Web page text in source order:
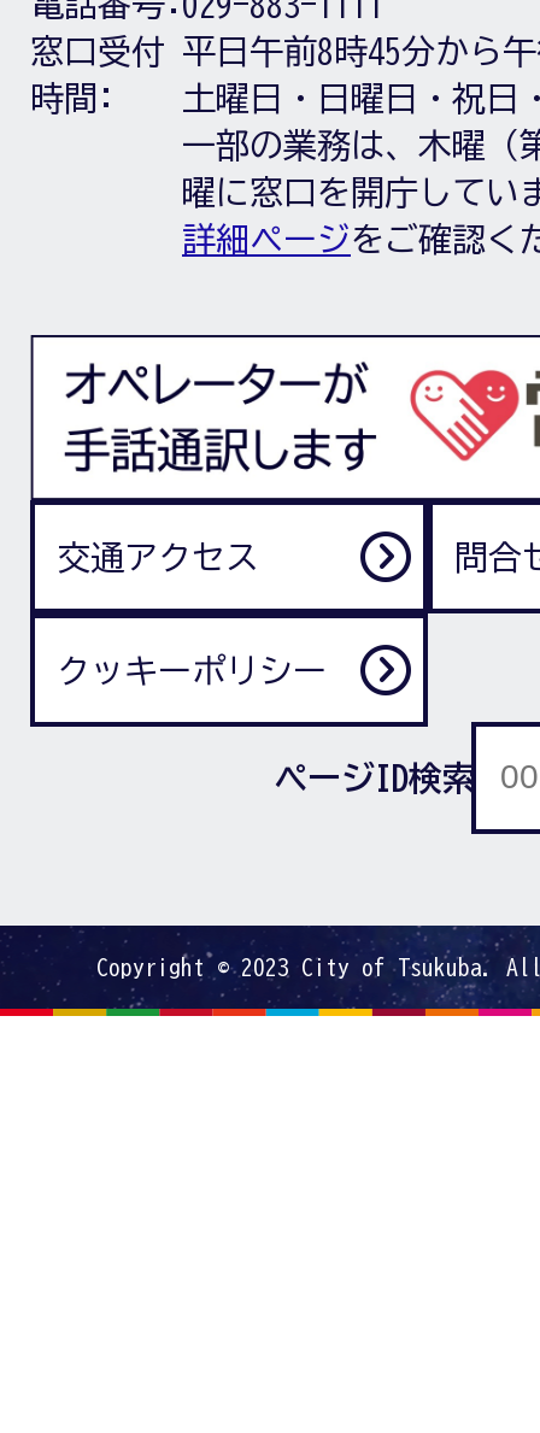
窓口受付
時間:
平日午前8時45分から
土曜日・日曜日・祝日
一部の業務は、木曜（
曜に窓口を開庁してい
詳細ページをご確認く
交通アクセス 問合
クッキーポリシー
ページID検索
Copyright © 2023 City of Tsukuba.